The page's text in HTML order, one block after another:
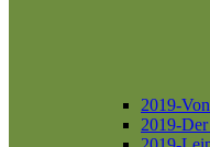
2019-
2019-